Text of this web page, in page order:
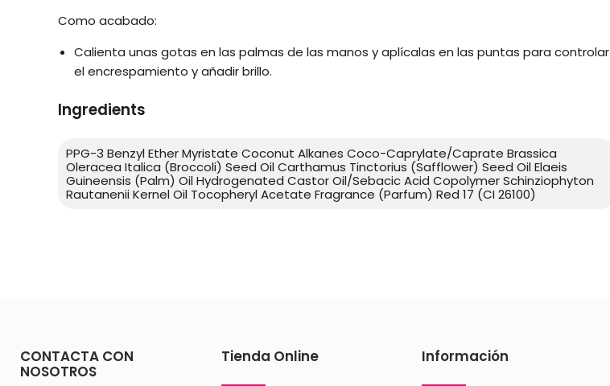
Como acabado:
Calienta unas gotas en las palmas de las manos y aplícalas en las puntas para controlar
el encrespamiento y añadir brillo.
Ingredients
PPG-3 Benzyl Ether Myristate Coconut Alkanes Coco-Caprylate/Caprate Brassica
Oleracea Italica (Broccoli) Seed Oil Carthamus Tinctorius (Safflower) Seed Oil Elaeis
Guineensis (Palm) Oil Hydrogenated Castor Oil/Sebacic Acid Copolymer Schinziophyton
Rautanenii Kernel Oil Tocopheryl Acetate Fragrance (Parfum) Red 17 (CI 26100)
CONTACTA CON
NOSOTROS
Tienda Online Información